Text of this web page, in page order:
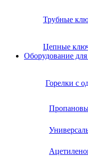
Трубные
Цепные
Оборудование
Горелки с